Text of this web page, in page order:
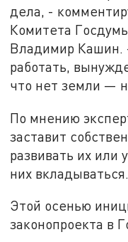
дела, -
Комитета
Владимир Кашин.
работать,
что нет земли —
По мнению
заставит
развивать их или
них вкладываться.
Этой осенью
законопроекта в